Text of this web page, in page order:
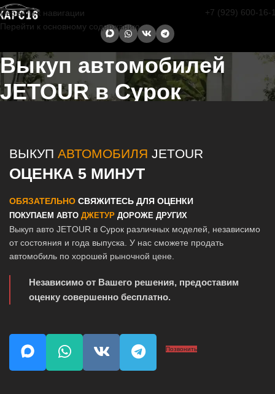
Перейти к навигации
Перейти к основному содержанию
+7 (929) 600-16-
Выкуп автомобилей
JETOUR в Сурок
ВЫКУП АВТОМОБИЛЯ JETOUR
ОЦЕНКА 5 МИНУТ
ОБЯЗАТЕЛЬНО СВЯЖИТЕСЬ ДЛЯ ОЦЕНКИ
ПОКУПАЕМ АВТО ДЖЕТУР ДОРОЖЕ ДРУГИХ
Выкуп авто JETOUR в Сурок различных моделей, независимо
от состояния и года выпуска. У нас сможете продать
автомобиль по хорошей рыночной цене.
Независимо от Вашего решения, предоставим
оценку совершенно бесплатно.
Позвонить